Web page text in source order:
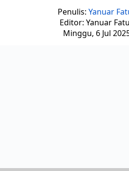
Penulis: Yanuar
Editor: Yanuar
Minggu, 6 Jul